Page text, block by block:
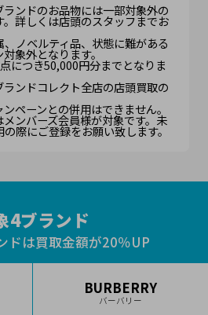
ンドのお品物には一部対象外の
。詳しくは店頭のスタッフまでお
ノベルティ品、状態に難がある
象外となります。
につき50,000円分までとなりま
ランドコレクト全店の店頭買取の
ペーンとの併用はできません。
ンバーズ会員様が対象です。未
際にご登録をお願い致します。
4ブランド
ドは買取金額が20％UP
BURBERRY
バーバリー